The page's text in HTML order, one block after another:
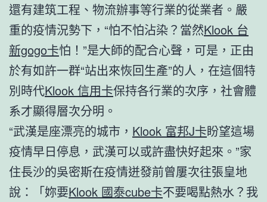
還有建筑工程、物流辦事等行業的從業者。嚴
重的疫情況勢下，“怕不怕沾染？當然Klook 台
新gogo卡怕！”是大師的配合心聲，可是，正由
於有如許一群“站出來恢回生產”的人，在這個特
別時代Klook 信用卡保持各行業的次序，社會體
系才顯得層次分明。
“武漢是座漂亮的城市， Klook 富邦J卡盼望這場
疫情早日停息，武漢可以或許盡快好起來。”家
住長沙的吳密斯在疫情迸發前曾屢次往張皇地
說：「妳要Klook 國泰cube卡不要喝點熱水？我